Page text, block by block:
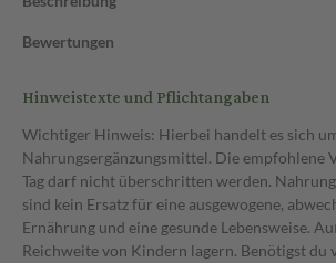
Bewertungen
Hinweistexte und Pflichtangaben
Wichtiger Hinweis: Hierbei handelt es sich
Nahrungsergänzungsmittel. Die empfohlene
Tag darf nicht überschritten werden.
sind kein Ersatz für eine ausgewogene,
Ernährung und eine gesunde Lebensweise.
Reichweite von Kindern lagern. Benötigst du